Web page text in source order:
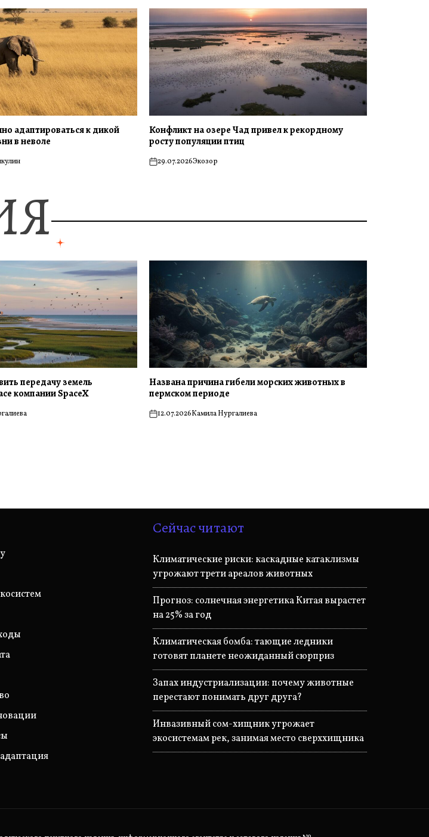
адаптироваться к дикой
в неволе
Конфликт на озере Чад привел к рекордному
росту популяции птиц
on29.07.2026Экозор
передачу земель
компании SpaceX
Названа причина гибели морских животных в
пермском периоде
on12.07.2026Камила Нургалиева
Сейчас читают
Климатические риски: каскадные катаклизмы
угрожают трети ареалов животных
Прогноз: солнечная энергетика Китая вырастет
на 25% за год
Климатическая бомба: тающие ледники
готовят планете неожиданный сюрприз
Запах индустриализации: почему животные
перестают понимать друг друга?
Инвазивный сом-хищник угрожает
экосистемам рек, занимая место сверххищника